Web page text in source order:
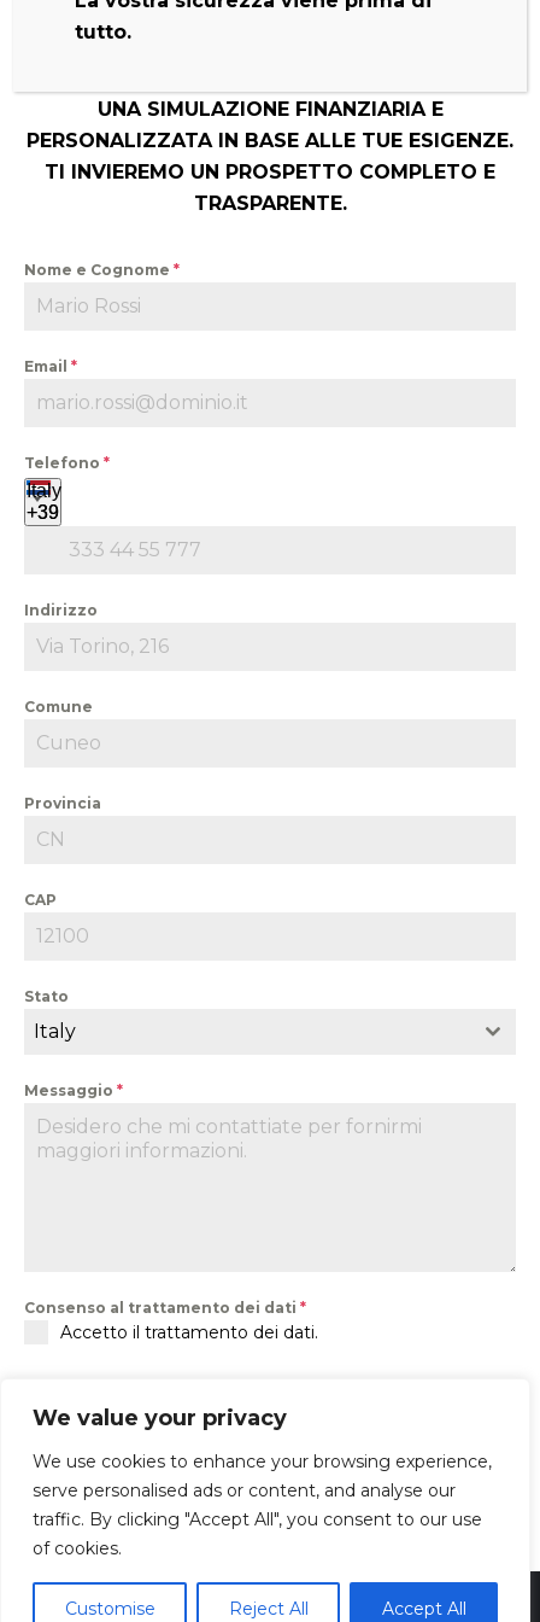
We value your privacy
We use cookies to enhance your browsing experience,
serve personalised ads or content, and analyse our
traffic. By clicking "Accept All", you consent to our use
of cookies.
Customise Reject All Accept All
A ESAURIMENTO PRODOTTO.
UNA SIMULAZIONE FINANZIARIA E
PERSONALIZZATA IN BASE ALLE TUE ESIGENZE.
TI INVIEREMO UN PROSPETTO COMPLETO E
TRASPARENTE.
Nome e Cognome *
Email *
Telefono *
Italy
+39
+39
Indirizzo
Comune
Provincia
CAP
Stato
Italy
Messaggio *
Consenso al trattamento dei dati *
Accetto il trattamento dei dati.
Invia Messaggio
01817930041 | Rea CN-137655 | Sdi SUBM70N | Cap. Soc.
tutto.